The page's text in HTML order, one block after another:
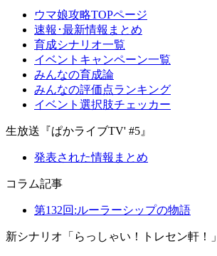
ウマ娘攻略TOPページ
速報･最新情報まとめ
育成シナリオ一覧
イベントキャンペーン一覧
みんなの育成論
みんなの評価点ランキング
イベント選択肢チェッカー
生放送『ぱかライブTV' #5』
発表された情報まとめ
コラム記事
第132回:ルーラーシップの物語
新シナリオ「らっしゃい！トレセン軒！」